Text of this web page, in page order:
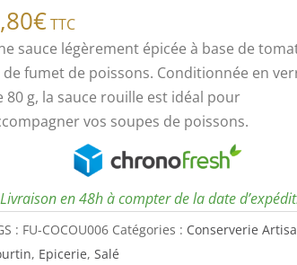
€ TTC
sauce légèrement épicée à base de
de fumet de poissons. Conditionnée en
80 g, la sauce rouille est idéal pour
vos soupes de poissons.
Livraison en 48h à compter de la date
: FU-COCOU006 Catégories : Conserverie
, Epicerie, Salé